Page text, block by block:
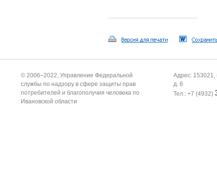
© 2006–2022, Управление Федеральной
службы по надзору в сфере защиты прав
потребителей и благополучия человека по
Ивановской области
Адрес: 153021,
д. 6
Тел.: +7 (4932)